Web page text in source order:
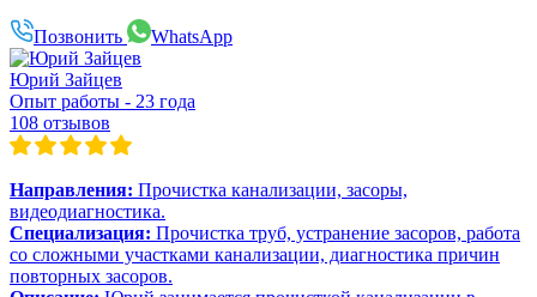
Позвонить WhatsApp
Юрий Зайцев
Опыт работы - 23 года
108 отзывов
Направления: Прочистка канализации, засоры,
видеодиагностика.
Специализация: Прочистка труб, устранение засоров, работа
со сложными участками канализации, диагностика причин
повторных засоров.